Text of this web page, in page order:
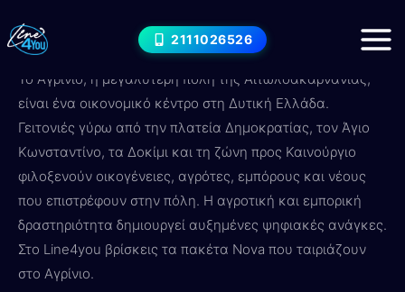
στο
περιεχόμενο
2111026526
Internet στο Αγρίνιο — Nova
Πακέτα & Τιμές 2026
Το Αγρίνιο, η μεγαλύτερη πόλη της Αιτωλοακαρνανίας,
είναι ένα οικονομικό κέντρο στη Δυτική Ελλάδα.
Γειτονιές γύρω από την πλατεία Δημοκρατίας, τον Άγιο
Κωνσταντίνο, τα Δοκίμι και τη ζώνη προς Καινούργιο
φιλοξενούν οικογένειες, αγρότες, εμπόρους και νέους
που επιστρέφουν στην πόλη. Η αγροτική και εμπορική
δραστηριότητα δημιουργεί αυξημένες ψηφιακές ανάγκες.
Στο Line4you βρίσκεις τα πακέτα Nova που ταιριάζουν
στο Αγρίνιο.